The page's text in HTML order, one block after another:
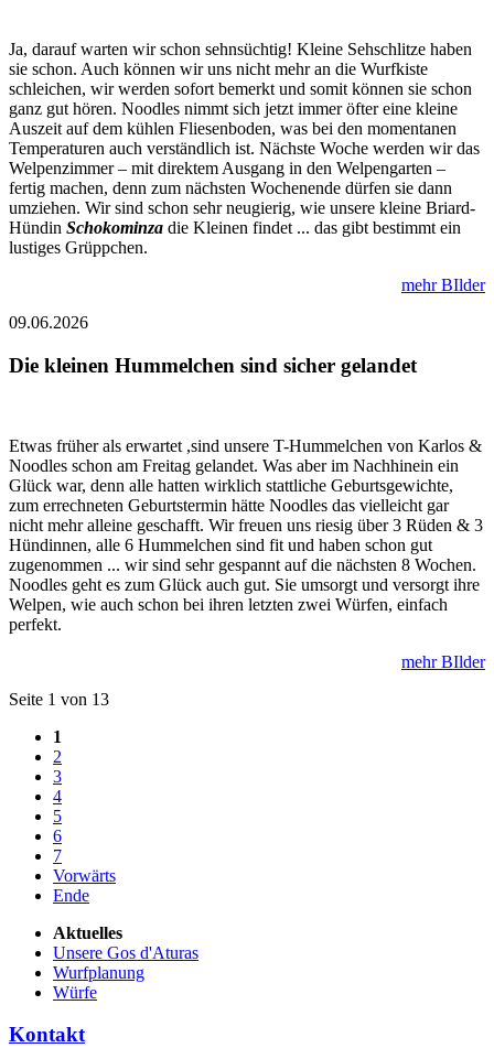
Ja, darauf warten wir schon sehnsüchtig! Kleine Sehschlitze haben
sie schon. Auch können wir uns nicht mehr an die Wurfkiste
schleichen, wir werden sofort bemerkt und somit können sie schon
ganz gut hören. Noodles nimmt sich jetzt immer öfter eine kleine
Auszeit auf dem kühlen Fliesenboden, was bei den momentanen
Temperaturen auch verständlich ist. Nächste Woche werden wir das
Welpenzimmer – mit direktem Ausgang in den Welpengarten –
fertig machen, denn zum nächsten Wochenende dürfen sie dann
umziehen. Wir sind schon sehr neugierig, wie unsere kleine Briard-
Hündin Schokominza die Kleinen findet ... das gibt bestimmt ein
lustiges Grüppchen.
mehr BIlder
09.06.2026
Die kleinen Hummelchen sind sicher gelandet
Etwas früher als erwartet ,sind unsere T-Hummelchen von Karlos &
Noodles schon am Freitag gelandet. Was aber im Nachhinein ein
Glück war, denn alle hatten wirklich stattliche Geburtsgewichte,
zum errechneten Geburtstermin hätte Noodles das vielleicht gar
nicht mehr alleine geschafft. Wir freuen uns riesig über 3 Rüden & 3
Hündinnen, alle 6 Hummelchen sind fit und haben schon gut
zugenommen ... wir sind sehr gespannt auf die nächsten 8 Wochen.
Noodles geht es zum Glück auch gut. Sie umsorgt und versorgt ihre
Welpen, wie auch schon bei ihren letzten zwei Würfen, einfach
perfekt.
mehr BIlder
Seite 1 von 13
1
2
3
4
5
6
7
Vorwärts
Ende
Aktuelles
Unsere Gos d'Aturas
Wurfplanung
Würfe
Kontakt